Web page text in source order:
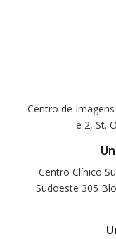
Centro de
e 2, St.
Centro Clínico
Sudoeste 305